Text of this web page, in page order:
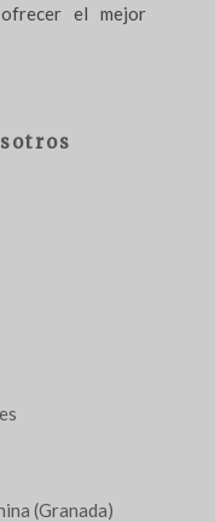
el mejor
(Granada)